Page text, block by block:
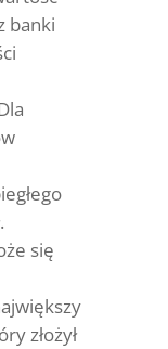
banki
się
złożył